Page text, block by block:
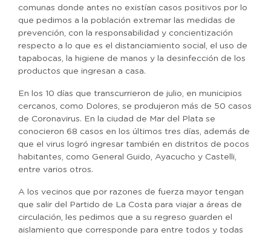
comunas donde antes no existían casos positivos por lo
que pedimos a la población extremar las medidas de
prevención, con la responsabilidad y concientización
respecto a lo que es el distanciamiento social, el uso de
tapabocas, la higiene de manos y la desinfección de los
productos que ingresan a casa.
En los 10 días que transcurrieron de julio, en municipios
cercanos, como Dolores, se produjeron más de 50 casos
de Coronavirus. En la ciudad de Mar del Plata se
conocieron 68 casos en los últimos tres días, además de
que el virus logró ingresar también en distritos de pocos
habitantes, como General Guido, Ayacucho y Castelli,
entre varios otros.
A los vecinos que por razones de fuerza mayor tengan
que salir del Partido de La Costa para viajar a áreas de
circulación, les pedimos que a su regreso guarden el
aislamiento que corresponde para entre todos y todas